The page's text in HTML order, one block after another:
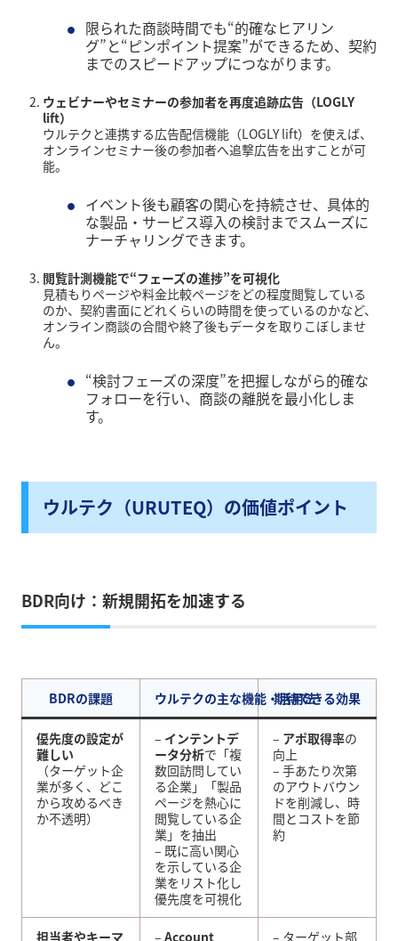
限られた商談時間でも“的確なヒアリン
グ”と“ピンポイント提案”ができるため、契約
までのスピードアップにつながります。
ウェビナーやセミナーの参加者を再度追跡広告（LOGLY
lift）
ウルテクと連携する広告配信機能（LOGLY lift）を使えば、
オンラインセミナー後の参加者へ追撃広告を出すことが可
能。
イベント後も顧客の関心を持続させ、具体的
な製品・サービス導入の検討までスムーズに
ナーチャリングできます。
閲覧計測機能で“フェーズの進捗”を可視化
見積もりページや料金比較ページをどの程度閲覧している
のか、契約書面にどれくらいの時間を使っているのかなど、
オンライン商談の合間や終了後もデータを取りこぼしませ
ん。
“検討フェーズの深度”を把握しながら的確な
フォローを行い、商談の離脱を最小化しま
す。
ウルテク（URUTEQ）の価値ポイント
BDR向け：新規開拓を加速する
BDRの課題 ウルテクの主な機能・活用法期待できる効果
優先度の設定が
難しい
（ターゲット企
業が多く、どこ
から攻めるべき
か不透明）
– インテントデ
ータ分析で「複
数回訪問してい
る企業」「製品
ページを熱心に
閲覧している企
業」を抽出
– 既に高い関心
を示している企
業をリスト化し
優先度を可視化
– アポ取得率の
向上
– 手あたり次第
のアウトバウン
ドを削減し、時
間とコストを節
約
担当者やキーマ
– Account
– ターゲット部